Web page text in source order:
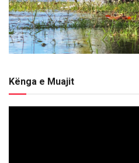
Kënga e Muajit